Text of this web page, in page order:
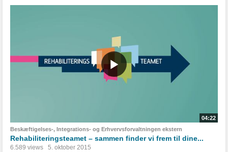
04:22
Beskæftigelses-, Integrations- og Erhvervsforvaltningen ekstern
Rehabiliteringsteamet – sammen finder vi frem til dine...
6.589 views 5. oktober 2015